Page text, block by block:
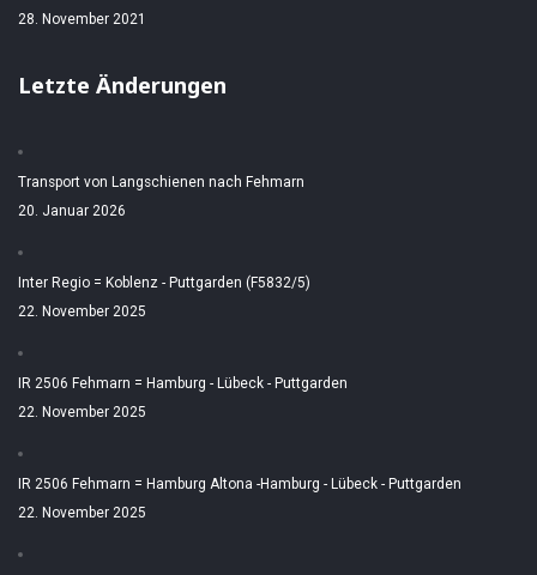
28. November 2021
Letzte Änderungen
Transport von Langschienen nach Fehmarn
20. Januar 2026
Inter Regio = Koblenz - Puttgarden (F5832/5)
22. November 2025
IR 2506 Fehmarn = Hamburg - Lübeck - Puttgarden
22. November 2025
IR 2506 Fehmarn = Hamburg Altona -Hamburg - Lübeck - Puttgarden
22. November 2025